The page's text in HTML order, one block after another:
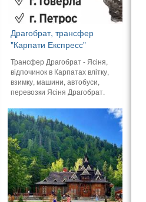
Драгобрат, трансфер
"Карпати Експресс"
Трансфер Драгобрат - Ясіня,
відпочинок в Карпатах влітку,
взимку, машини, автобуси,
перевозки Ясіня Драгобрат.